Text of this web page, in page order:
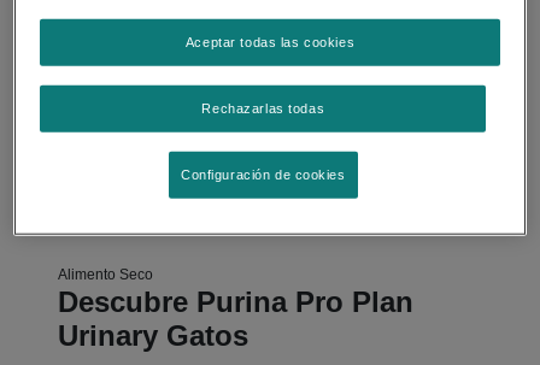
Alimento Seco
Descubre Purina Pro Plan
Urinary Gatos
Rechazarlas todas
Aceptar todas las cookies
Configuración de cookies